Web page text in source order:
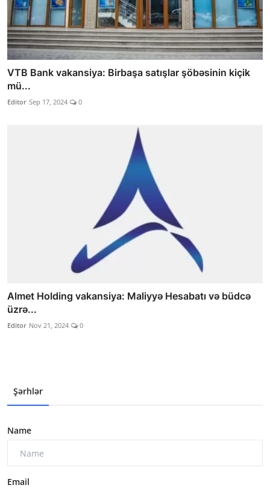
VTB Bank vakansiya: Birbaşa satışlar şöbəsinin kiçik
mü...
Editor Sep 17, 2024 0
Almet Holding vakansiya: Maliyyə Hesabatı və büdcə
üzrə...
Editor Nov 21, 2024 0
Şərhlər
Name
Email